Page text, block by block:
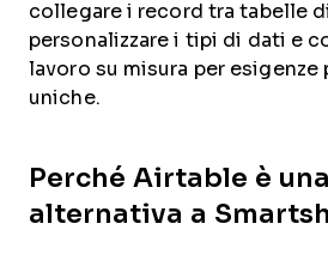
collegare i record tra tabelle
personalizzare i tipi di dati e
lavoro su misura per esigenze
uniche.
Perché Airtable è
alternativa a